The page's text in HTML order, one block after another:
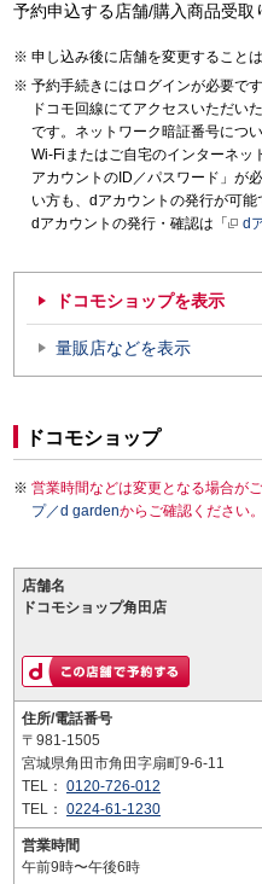
予約申込する店舗/購入商品受取
申し込み後に店舗を変更することは
予約手続きにはログインが必要です
ドコモ回線にてアクセスいただい
です。ネットワーク暗証番号につ
Wi-Fiまたはご自宅のインターネッ
アカウントのID／パスワード」が
い方も、dアカウントの発行が可能
dアカウントの発行・確認は「
d
ドコモショップを表示
量販店などを表示
ドコモショップ
営業時間などは変更となる場合が
プ／d gardenからご確認ください。
店舗名
ドコモショップ角田店
住所/電話番号
〒981-1505
宮城県角田市角田字扇町9-6-11
TEL： 0120-726-012
TEL： 0224-61-1230
営業時間
午前9時〜午後6時